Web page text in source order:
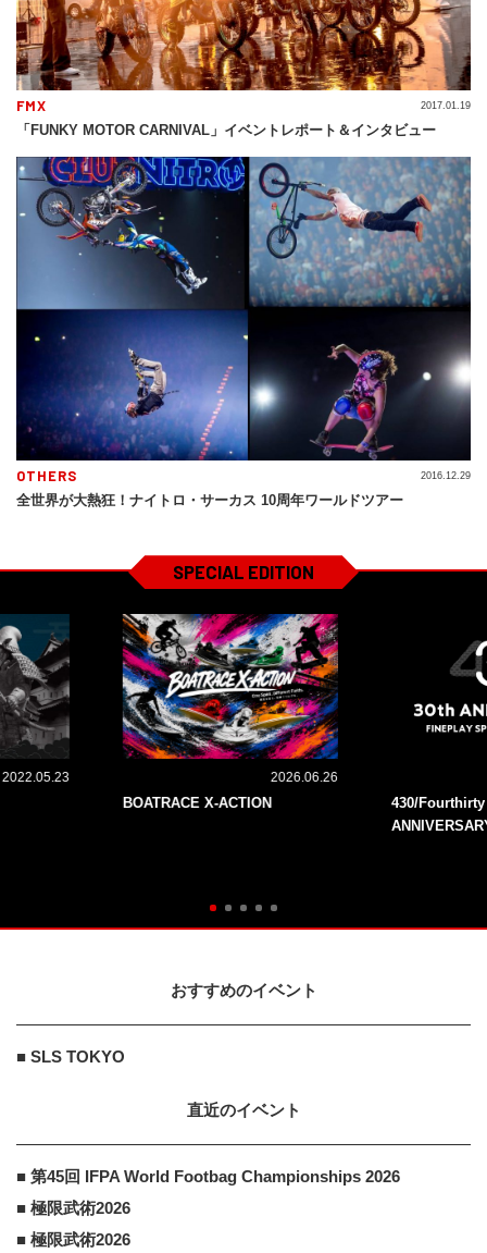
FMX
「FUNKY MOTOR CARNIVAL」イベントレポート＆インタビュー
2017.01.19
OTHERS
全世界が大熱狂！ナイトロ・サーカス 10周年ワールドツアー
2016.12.29
SPECIAL EDITION
2022.05.23 2026.06.26
BOATRACE X-ACTION
430/
おすすめのイベント
■ SLS TOKYO
直近のイベント
■ 第45回 IFPA World Footbag Championships 2026
■ 極限武術2026
■ 極限武術2026